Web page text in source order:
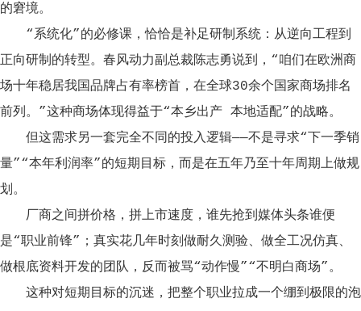
的窘境。
“系统化”的必修课，恰恰是补足研制系统：从逆向工程到
正向研制的转型。春风动力副总裁陈志勇说到，“咱们在欧洲商
场十年稳居我国品牌占有率榜首，在全球30余个国家商场排名
前列。”这种商场体现得益于“本乡出产 本地适配”的战略。
但这需求另一套完全不同的投入逻辑——不是寻求“下一季销
量”“本年利润率”的短期目标，而是在五年乃至十年周期上做规
划。
厂商之间拼价格，拼上市速度，谁先抢到媒体头条谁便
是“职业前锋”；真实花几年时刻做耐久测验、做全工况仿真、
做根底资料开发的团队，反而被骂“动作慢”“不明白商场”。
这种对短期目标的沉迷，把整个职业拉成一个绷到极限的泡